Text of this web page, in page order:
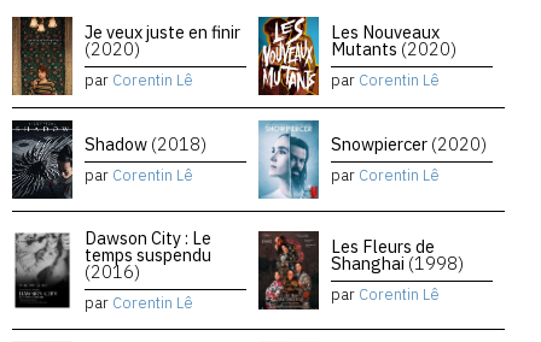
Je veux juste en finir
(2020)
par Corentin Lê
Les Nouveaux
Mutants (2020)
par Corentin Lê
Shadow (2018)
par Corentin Lê
Snowpiercer (2020)
par Corentin Lê
Dawson City : Le
temps suspendu
(2016)
par Corentin Lê
Les Fleurs de
Shanghai (1998)
par Corentin Lê